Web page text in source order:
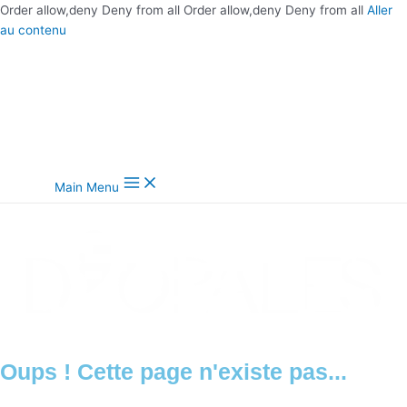
Order allow,deny Deny from all Order allow,deny Deny from all Aller
au contenu
Main Menu
Oups ! Cette page n'existe pas...